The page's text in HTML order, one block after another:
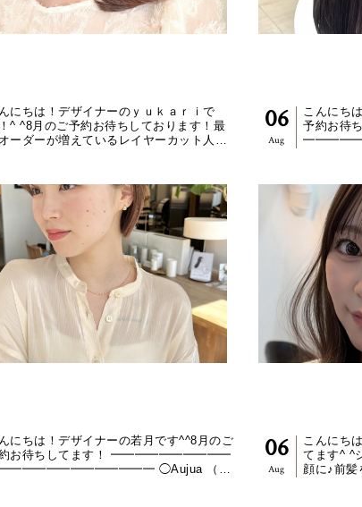
カットが人気の理由-
】
にちは！デザイナーのｙｕｋａｒｉで
^ ^8月のご予約お待ちしております！最
ーダーが増えているレイヤーカット人気
“AUJUA髪
ト”【若月情
06
Aug
こんにち
予約お
ニボブ”【若月情】
にちは！デザイナーの若月です^^8月のご
お待ちしてます！ ━━━━━━━━━━
◯Aujua （オ
顔まわりカ
06
Aug
こんにち
てます^ ^
顔に♪前髪